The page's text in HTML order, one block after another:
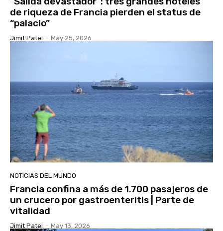
de riqueza de Francia pierden el status de
“palacio”
Jimit Patel - May 25, 2026
NOTICIAS DEL MUNDO
Francia confina a más de 1.700 pasajeros de
un crucero por gastroenteritis | Parte de
vitalidad
Jimit Patel - May 13, 2026